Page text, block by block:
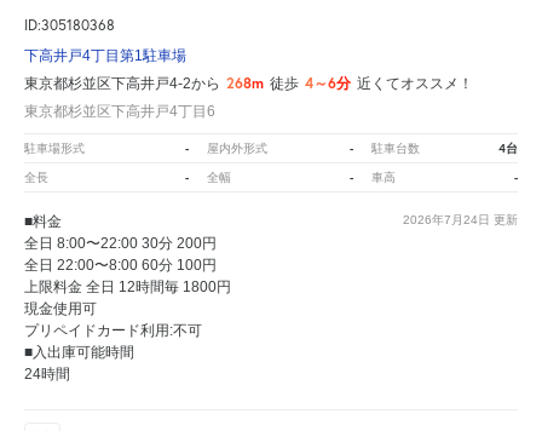
ID:305180368
下高井戸4丁目第1駐車場
東京都杉並区下高井戸4-2から 268m 徒歩 4～6分 近くてオススメ！
東京都杉並区下高井戸4丁目6
駐車場形式 - 屋内外形式 - 駐車台数 4台
全長 - 全幅 - 車高 -
2026年7月24日 更新
■料金
全日 8:00〜22:00 30分 200円
全日 22:00〜8:00 60分 100円
上限料金 全日 12時間毎 1800円
現金使用可
プリペイドカード利用:不可
■入出庫可能時間
24時間